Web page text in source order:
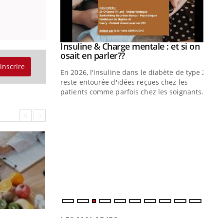
Youtube
Insuline & Charge mentale : et si on
osait en parler??Youtube
En 2026, l'insuline dans le diabète de type 2
reste entourée d'idées reçues chez les
patients comme parfois chez les soignants.